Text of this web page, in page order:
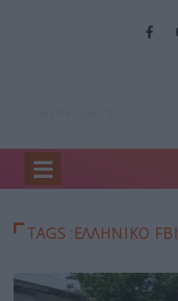
Home
TAGS :ΕΛΛΗΝΙΚΌ FBI